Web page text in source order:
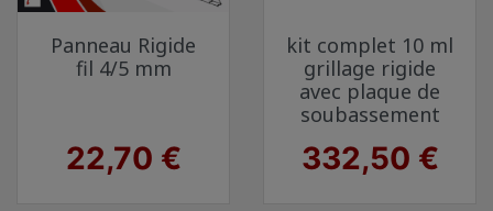
Panneau Rigide
fil 4/5 mm
Prix
22,70 €
kit complet 10 ml
grillage rigide
avec plaque de
soubassement
Prix
332,50 €